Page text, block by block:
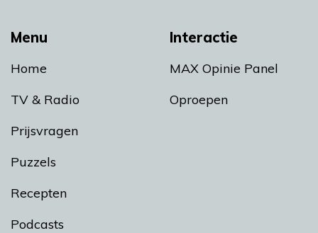
Menu
Home
TV & Radio
Prijsvragen
Puzzels
Recepten
Podcasts
Interactie
MAX Opinie Panel
Oproepen